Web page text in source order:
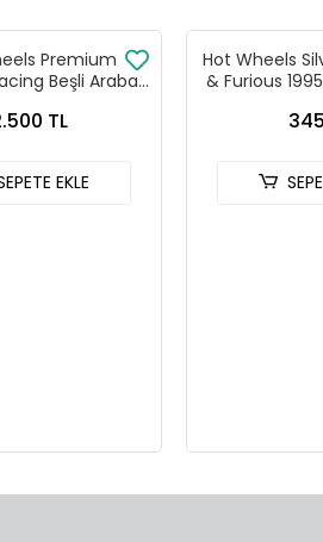
Premium
Beşli Araba
TL
EKLE
Hot Wheels
& Furious